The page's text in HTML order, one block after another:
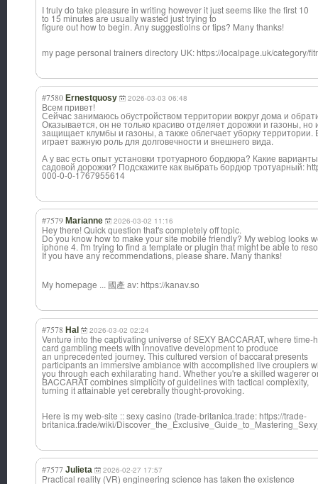
I truly do take pleasure in writing however it just seems like the first 10
to 15 minutes are usually wasted just trying to
figure out how to begin. Any suggestiolns or tips? Many thanks!
my page personal trainers directory UK: https://localpage.uk/category/
#7580 Ernestquosy 2026-03-03 06:48
Всем привет!
Сейчас занимаюсь обустройством территории вокруг дома и
Оказывается, он не только красиво отделяет дорожки и газоны,
защищает клумбы и газоны, а также облегчает уборку
играет важную роль для долговечности и внешнего вида.
А у вас есть опыт установки тротуарного бордюра? Какие
садовой дорожки? Подскажите как выбрать бордюр тротуарный:
000-0-0-1767955614
#7579 Marianne 2026-03-02 11:16
Hey there! Quick question that's completely off topic.
Do you know how to make your site mobile friendly? My weblog looks
iphone 4. I'm trying to find a template or plugin that might be able to
If you have any recommendations, please share. Many thanks!
My homepage ... 國產 av: https://kanav.so
#7578 Hal 2026-03-02 02:24
Venture into the captivating universe of SEXY BACCARAT, where time-
card gambling meets with innovative development to produce
an unprecedented journey. This cultured version of baccarat presents
participants an immersive ambiance with accomplished live croupiers
you through each exhilarating hand. Whether you're a skilled wagerer
BACCARAT combines simplicity of guidelines with tactical complexity,
turning it attainable yet cerebrally thought-provoking.
Here is my web-site :: sexy casino (trade-britanica.trade: https://trade-
britanica.trade/wiki/
#7577 Julieta 2026-02-27 17:57
Practical reality (VR) engineering science has taken the existence